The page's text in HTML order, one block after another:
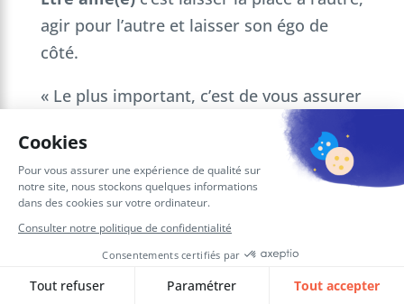
agir pour l’autre et laisser son égo de
côté.
« Le plus important, c’est de vous assurer
que vous êtes là en tant que soutien
fondamental et que votre objectif n’est
pas de gérer le groupe. » – Varsha Naik.
Le
rôle d’un(e) allié(e) est en grande
partie, après s’être informée lui/elle-